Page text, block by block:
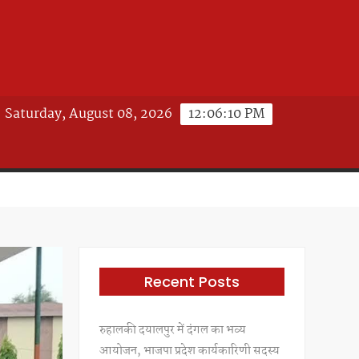
12:06:11 PM
Saturday, August 08, 2026
Recent Posts
रुहालकी दयालपुर में दंगल का भव्य
आयोजन, भाजपा प्रदेश कार्यकारिणी सदस्य